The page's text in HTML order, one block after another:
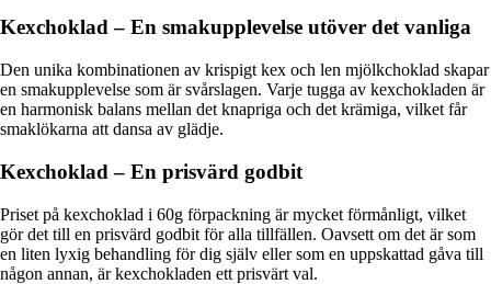
Kexchoklad – En smakupplevelse utöver det vanliga
Den unika kombinationen av krispigt kex och len mjölkchoklad skapar
en smakupplevelse som är svårslagen. Varje tugga av kexchokladen är
en harmonisk balans mellan det knapriga och det krämiga, vilket får
smaklökarna att dansa av glädje.
Kexchoklad – En prisvärd godbit
Priset på kexchoklad i 60g förpackning är mycket förmånligt, vilket
gör det till en prisvärd godbit för alla tillfällen. Oavsett om det är som
en liten lyxig behandling för dig själv eller som en uppskattad gåva till
någon annan, är kexchokladen ett prisvärt val.